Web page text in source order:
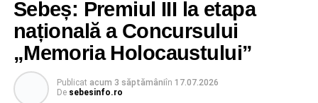
de vară, cei mici familiarizându-se cu regulile de circulație
și cu normele pe care trebuie să le respecte pentru a fi
pietoni responsabili.
Unul dintre cele mai apreciate momente a fost atelierul
„Vara Descoperirilor – Orientare în carieră”, unde copiii au
Sebeș: Premiul III la etapa
națională a Concursului
„Memoria Holocaustului”
Publicat acum 3 săptămâniîn 17.07.2026
De sebesinfo.ro